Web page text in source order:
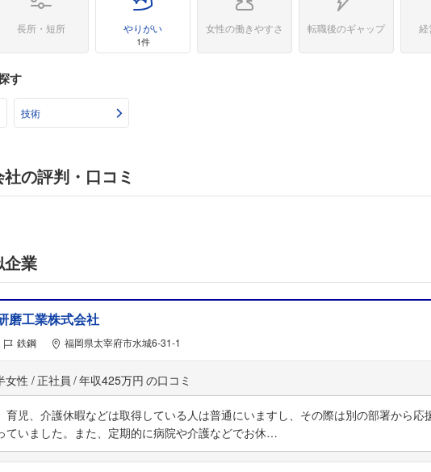
長所・短所 やりがい
1件
女性の働きやすさ 転職後のギャップ 経
す
技術
の評判・口コミ
企業
磨工業株式会社
鉄鋼 福岡県太宰府市水城6-31-1
女性 正社員 年収425万円
育児、介護休暇などは取得している人は普通にいますし、その際は別の部署から応
ていました。また、定期的に病院や介護などでお休…